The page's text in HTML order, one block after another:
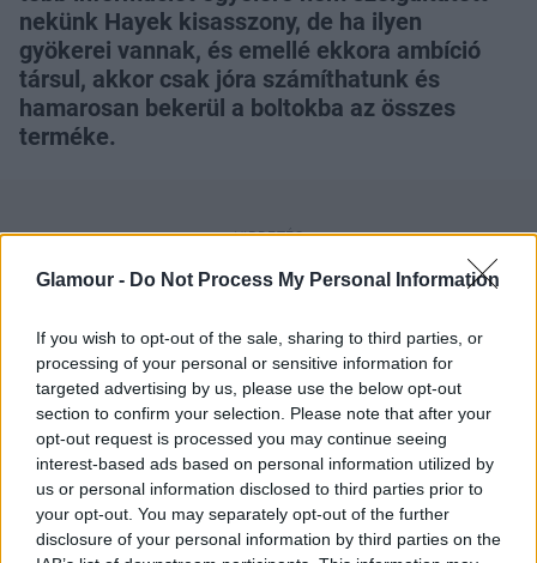
Glamour - Do Not Process My Personal Information
If you wish to opt-out of the sale, sharing to third parties, or
processing of your personal or sensitive information for
targeted advertising by us, please use the below opt-out
section to confirm your selection. Please note that after your
opt-out request is processed you may continue seeing
interest-based ads based on personal information utilized by
us or personal information disclosed to third parties prior to
your opt-out. You may separately opt-out of the further
disclosure of your personal information by third parties on the
nekünk Hayek kisasszony, de ha ilyen
gyökerei vannak, és emellé ekkora ambíció
társul, akkor csak jóra számíthatunk és
hamarosan bekerül a boltokba az összes
terméke.